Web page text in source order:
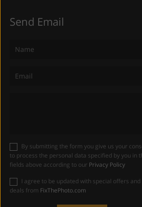
Send Email
to process the personal data specified by you in
fields above according to our Privacy Policy
deals from FixThePhoto.com